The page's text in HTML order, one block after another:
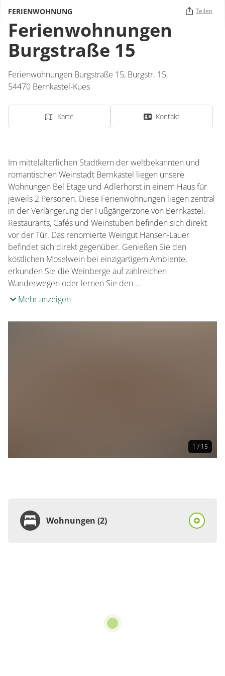
FERIENWOHNUNG Teilen
Ferienwohnungen
Burgstraße 15
Ferienwohnungen Burgstraße 15, Burgstr. 15,
54470 Bernkastel-Kues
Karte Kontakt
Im mittelalterlichen Stadtkern der weltbekannten und
romantischen Weinstadt Bernkastel liegen unsere
Wohnungen Bel Etage und Adlerhorst in einem Haus für
jeweils 2 Personen. Diese Ferienwohnungen liegen zentral
in der Verlängerung der Fußgängerzone von Bernkastel.
Restaurants, Cafés und Weinstuben befinden sich direkt
vor der Tür. Das renomierte Weingut Hansen-Lauer
befindet sich direkt gegenüber. Genießen Sie den
köstlichen Moselwein bei einzigartigem Ambiente,
erkunden Sie die Weinberge auf zahlreichen
Wanderwegen oder lernen Sie den …
Mehr anzeigen
1 / 15
Wohnungen (2)
Nichtraucher
pro Einheit/Nacht